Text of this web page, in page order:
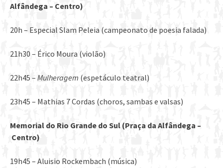
Alfândega – Centro)
20h – Especial Slam Peleia (campeonato de poesia falada)
21h30 – Érico Moura (violão)
22h45 – Mulheragem (espetáculo teatral)
23h45 – Mathias 7 Cordas (choros, sambas e valsas)
Memorial do Rio Grande do Sul (Praça da Alfândega –
Centro)
19h45 – Aluisio Rockembach (música)